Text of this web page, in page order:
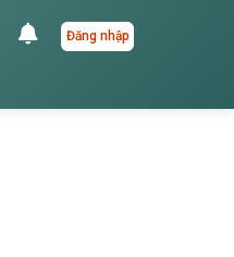
Đăng nhập